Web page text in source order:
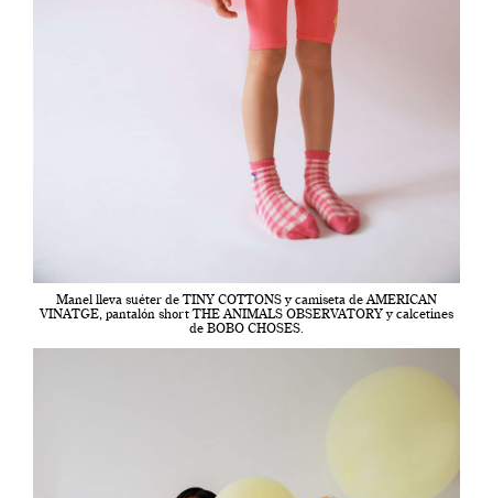
Manel lleva suéter de TINY COTTONS y camiseta de AMERICAN
VINATGE, pantalón short THE ANIMALS OBSERVATORY y calcetines
de BOBO CHOSES.